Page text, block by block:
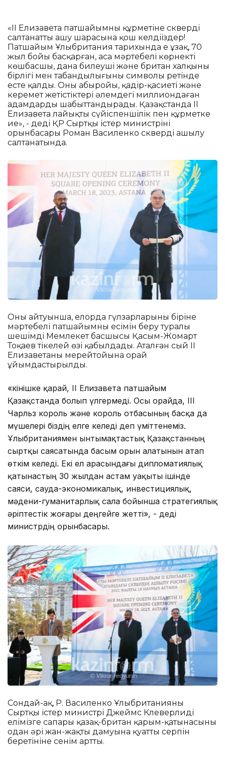
«ІІ Елизавета патшайымның құрметіне скверді
салтанатты ашу шарасына қош келдіңіздер!
Патшайым Ұлыбритания тарихында ең ұзақ, 70
жыл бойы басқарған, аса мәртебелі көрнекті
көшбасшы, дана билеуші және британ халқының
бірлігі мен табандылығының символы ретінде
есте қалды. Оның абыройы, қадір-қасиеті және
керемет жетістіктері әлемдегі миллиондаған
адамдарды шабыттандырады. Қазақстанда ІІ
Елизавета лайықты сүйіспеншілік пен құрметке
ие», - деді ҚР Сыртқы істер министрінің
орынбасары Роман Василенко сквердің ашылу
салтанатында.
Оның айтуынша, елорда гүлзарларының біріне
мәртебелі патшайымның есімін беру туралы
шешімді Мемлекет басшысы Қасым-Жомарт
Тоқаев тікелей өзі қабылдады. Аталған сый ІІ
Елизаветаның мерейтойына орай
ұйымдастырылды.
«Өкінішке қарай, ІІ Елизавета патшайым
Қазақстанда болып үлгермеді. Осы орайда, III
Чарльз король және король отбасының басқа да
мүшелері біздің елге келеді деп үміттенеміз.
Ұлыбританиямен ынтымақтастық Қазақстанның
сыртқы саясатында басым орын алатынын атап
өткім келеді. Екі ел арасындағы дипломатиялық
қатынастың 30 жылдан астам уақыты ішінде
саяси, сауда-экономикалық, инвестициялық,
мәдени-гуманитарлық сала бойынша стратегиялық
әріптестік жоғары деңгейге жетті», - деді
министрдің орынбасары.
Сондай-ақ, Р. Василенко Ұлыбританияның
Сыртқы істер министрі Джеймс Клеверлидің
елімізге сапары қазақ-британ қарым-қатынасының
одан әрі жан-жақты дамуына қуатты серпін
беретініне сенім артты.